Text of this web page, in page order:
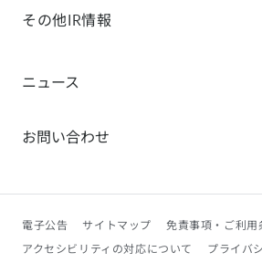
その他IR情報
ニュース
お問い合わせ
電子公告 サイトマップ
免責事項・ご利用
アクセシビリティの対応について
プライバ